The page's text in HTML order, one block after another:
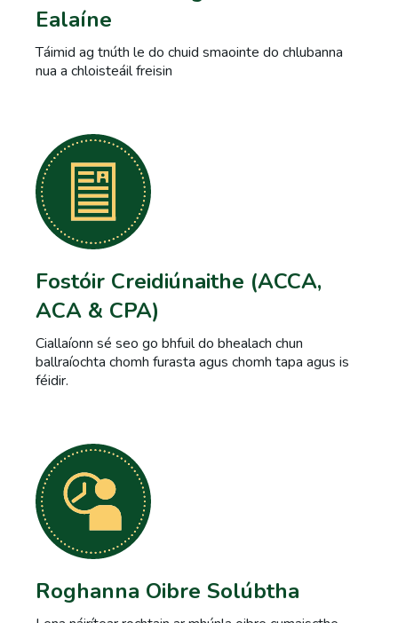
Ealaíne
Táimid ag tnúth le do chuid smaointe do chlubanna
nua a chloisteáil freisin
Fostóir Creidiúnaithe (ACCA,
ACA & CPA)
Ciallaíonn sé seo go bhfuil do bhealach chun
ballraíochta chomh furasta agus chomh tapa agus is
féidir.
Roghanna Oibre Solúbtha